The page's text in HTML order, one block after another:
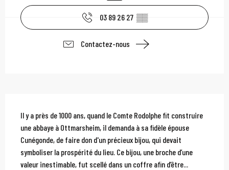
03 89 26 27 ▒▒
Contactez-nous
Description
Il y a près de 1000 ans, quand le Comte Rodolphe fit construire
une abbaye à Ottmarsheim, il demanda à sa fidèle épouse
Cunégonde, de faire don d'un précieux bijou, qui devait
symboliser la prospérité du lieu. Ce bijou, une broche d’une
valeur inestimable, fut scellé dans un coffre afin d’être...